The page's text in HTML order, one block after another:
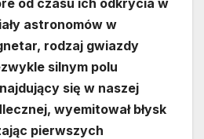
astronomów w
rodzaj gwiazdy
silnym polu
się w naszej
wyemitował błysk
pierwszych